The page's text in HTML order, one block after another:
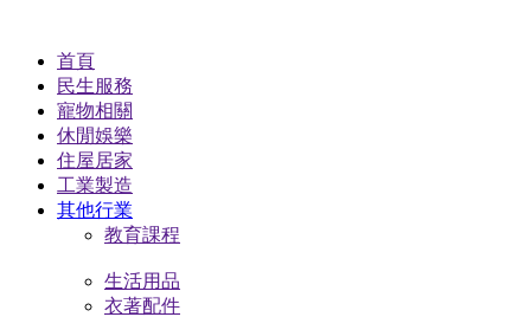
首頁
民生服務
寵物相關
休閒娛樂
住屋居家
工業製造
其他行業
教育課程
生活用品
衣著配件